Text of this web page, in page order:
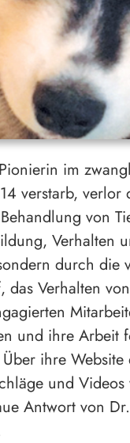
im
verstarb,
von
Verhalten
durch die
Verhalten
und ihre Arbeit
Über ihre
und
Antwort von